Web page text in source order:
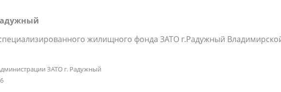
жилищного фонда ЗАТО г.Радужный
ЗАТО г. Радужный